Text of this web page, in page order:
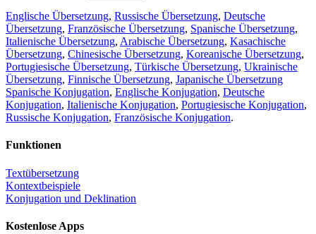
Englische Übersetzung, Russische Übersetzung, Deutsche
Übersetzung, Französische Übersetzung, Spanische Übersetzung,
Italienische Übersetzung, Arabische Übersetzung, Kasachische
Übersetzung, Chinesische Übersetzung, Koreanische Übersetzung,
Portugiesische Übersetzung, Türkische Übersetzung, Ukrainische
Übersetzung, Finnische Übersetzung, Japanische Übersetzung
Spanische Konjugation, Englische Konjugation, Deutsche
Konjugation, Italienische Konjugation, Portugiesische Konjugation,
Russische Konjugation, Französische Konjugation.
Funktionen
Textübersetzung
Kontextbeispiele
Konjugation und Deklination
Kostenlose Apps